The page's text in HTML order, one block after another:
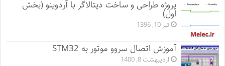
پروژه طراحی و ساخت دیتالاگر با آردوینو (بخش
اول)
تیر 10, 1396
آموزش اتصال سروو موتور به STM32
اردیبهشت 8, 1400